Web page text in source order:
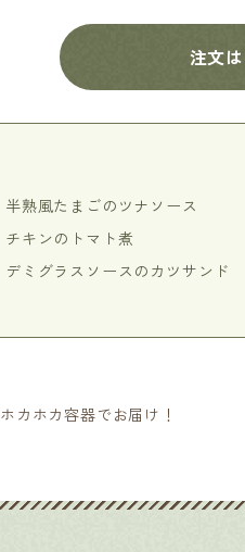
注文
半熟風たまごのツナソース
チキンのトマト煮
デミグラスソースのカツサンド
ホカホカ容器でお届け！